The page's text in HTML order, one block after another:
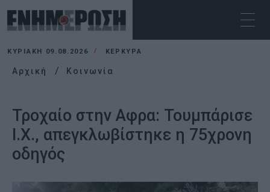
ΚΥΡΙΑΚΉ 09.08.2026 ΚΕΡΚΥΡΑ
Αρχική Κοινωνία
Τροχαίο στην Αφρα: Τουμπάρισε
Ι.Χ., απεγκλωβίστηκε η 75χρονη
οδηγός